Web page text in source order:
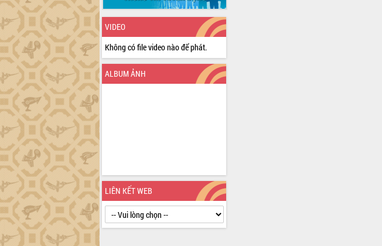
VIDEO
Không có file video nào để phát.
ALBUM ẢNH
LIÊN KẾT WEB